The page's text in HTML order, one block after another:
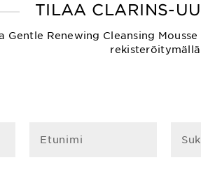
TILAA CLARINS-
Renewing Cleansing
Etunimi